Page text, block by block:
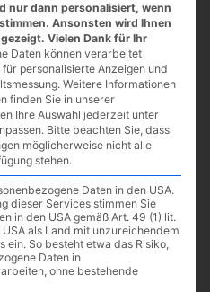
und kommende
einen Kommentar
nur dann personalisiert, wenn
Ansonsten wird Ihnen
Vielen Dank für Ihr
Daten können verarbeitet
personalisierte Anzeigen und
Weitere Informationen
finden Sie in unserer
Ihre Auswahl jederzeit unter
Bitte beachten Sie, dass
möglicherweise nicht alle
stehen.
Daten in den USA.
dieser Services stimmen Sie
in den USA gemäß Art. 49 (1) lit.
USA als Land mit unzureichendem
ein. So besteht etwa das Risiko,
Daten in
ohne bestehende